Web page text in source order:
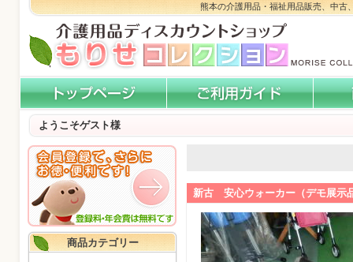
熊本の介護用品・福祉用品販売、中古
ようこそゲスト様
新古 安心ウォーカー（デモ展示
商品カテゴリー